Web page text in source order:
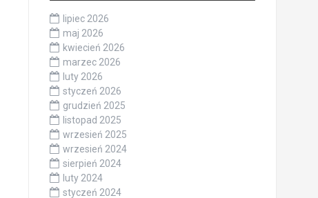
lipiec 2026
maj 2026
kwiecień 2026
marzec 2026
luty 2026
styczeń 2026
grudzień 2025
listopad 2025
wrzesień 2025
wrzesień 2024
sierpień 2024
luty 2024
styczeń 2024